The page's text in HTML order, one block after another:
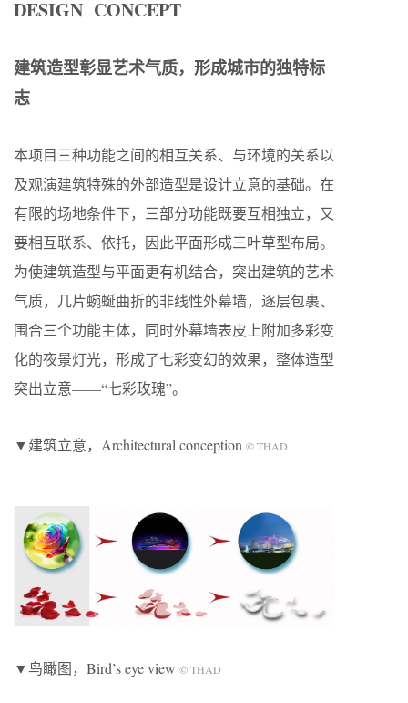
DESIGN CONCEPT
建筑造型彰显艺术气质，形成城市的独特标
志
本项目三种功能之间的相互关系、与环境的关系以
及观演建筑特殊的外部造型是设计立意的基础。在
有限的场地条件下，三部分功能既要互相独立，又
要相互联系、依托，因此平面形成三叶草型布局。
为使建筑造型与平面更有机结合，突出建筑的艺术
气质，几片蜿蜒曲折的非线性外幕墙，逐层包裹、
围合三个功能主体，同时外幕墙表皮上附加多彩变
化的夜景灯光，形成了七彩变幻的效果，整体造型
突出立意——“七彩玫瑰”。
▼建筑立意，Architectural conception © THAD
▼鸟瞰图，Bird’s eye view © THAD